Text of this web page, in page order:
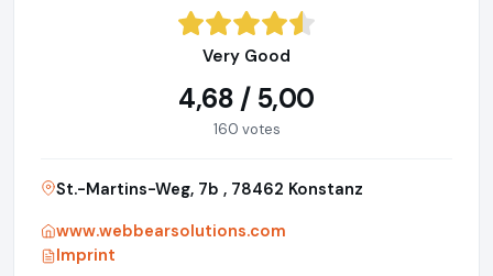
Very Good
4,68 / 5,00
160 votes
St.-Martins-Weg, 7b , 78462 Konstanz
www.webbearsolutions.com
Imprint